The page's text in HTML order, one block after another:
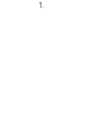
1.